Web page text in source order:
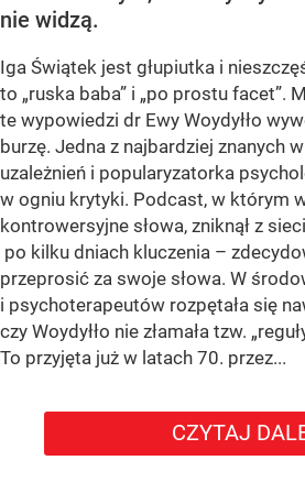
nie widzą.
Iga Świątek jest głupiutka i
to „ruska baba” i „po prostu facet”.
te wypowiedzi dr Ewy Woydyłło
burzę. Jedna z najbardziej znanych
uzależnień i popularyzatorka
w ogniu krytyki. Podcast, w którym
kontrowersyjne słowa, zniknął z
po kilku dniach kluczenia –
przeprosić za swoje słowa. W
i psychoterapeutów rozpętała się
czy Woydyłło nie złamała tzw.
To przyjęta już w latach 70. przez...
CZYTAJ